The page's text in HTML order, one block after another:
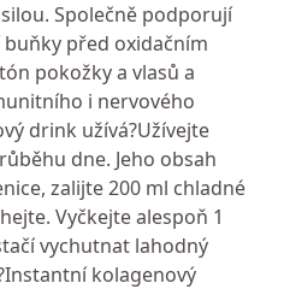
Společně podporují
před oxidačním
pokožky a vlasů a
i nervového
drink užívá?Užívejte
dne. Jeho obsah
zalijte 200 ml chladné
Vyčkejte alespoň 1
vychutnat lahodný
kolagenový